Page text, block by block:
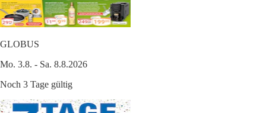
GLOBUS
Mo. 3.8. - Sa. 8.8.2026
Noch 3 Tage gültig